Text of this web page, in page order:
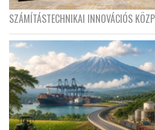
SZÁMÍTÁSTECHNIKAI INNOVÁCIÓS